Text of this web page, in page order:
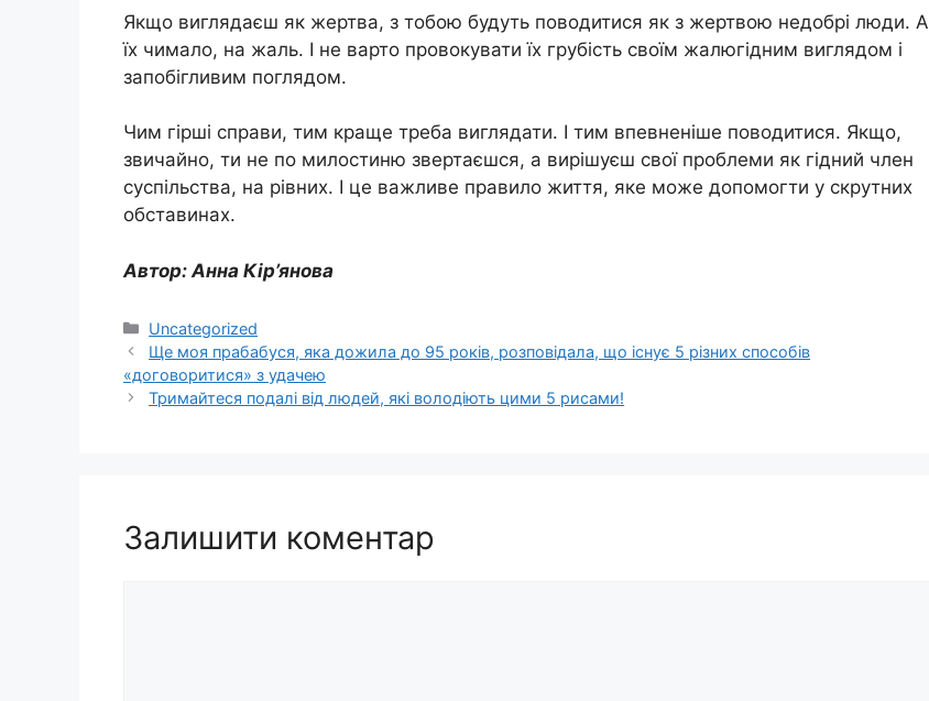
Якщо виглядаєш як жертва, з тобою будуть поводитися як з жертвою недобрі люди. А
їх чимало, на жаль. І не варто провокувати їх грубість своїм жалюгідним виглядом і
запобігливим поглядом.
Чим гірші справи, тим краще треба виглядати. І тим впевненіше поводитися. Якщо,
звичайно, ти не по милостиню звертаєшся, а вирішуєш свої проблеми як гідний член
суспільства, на рівних. І це важливе правило життя, яке може допомогти у скрутних
обставинах.
Автор: Анна Кір’янова
Категорії
Uncategorized
Ще моя прабабуся, яка дожила до 95 років, розповідала, що існує 5 різних способів
«договоритися» з удачею
Тримайтеся подалі від людей, які володіють цими 5 рисами!
Залишити коментар